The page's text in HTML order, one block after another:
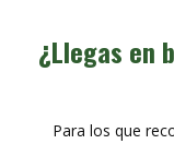
¿Llegas en
Para los que